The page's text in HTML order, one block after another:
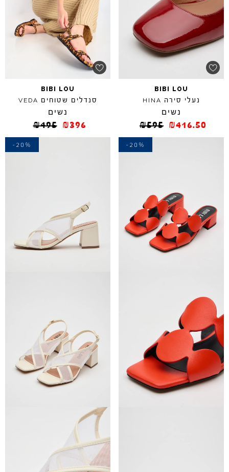
BIBI LOU
נעלי סירה HINA
נשים
₪595 ₪416.50
BIBI LOU
סנדלים שטוחים VEDA
נשים
₪495 ₪396
-20%
-20%